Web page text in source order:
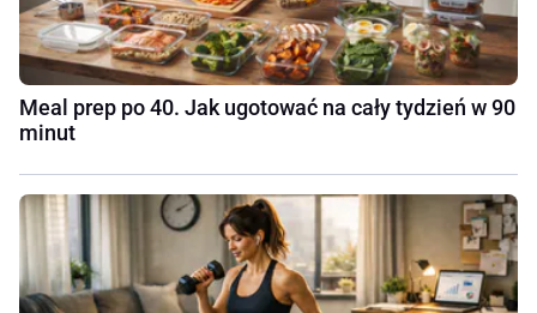
Meal prep po 40. Jak ugotować na cały tydzień w 90
minut